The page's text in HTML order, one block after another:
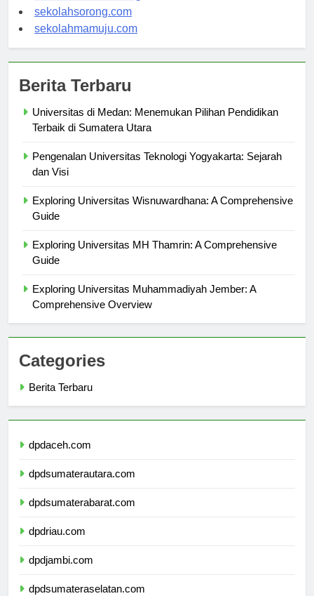
sekolahindonesia.org
sekolahsorong.com
Berita Terbaru
Universitas di Medan: Menemukan Pilihan Pendidikan
Pengenalan Universitas Teknologi Yogyakarta: Sejarah
Exploring Universitas Wisnuwardhana: A Comprehensive
Exploring Universitas MH Thamrin: A Comprehensive
Exploring Universitas Muhammadiyah Jember: A
Categories